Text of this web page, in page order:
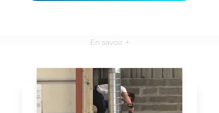
En savoir +